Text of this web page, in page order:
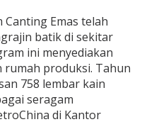
Emas telah
batik di sekitar
ini menyediakan
rumah produksi. Tahun
758 lembar kain
seragam
di Kantor